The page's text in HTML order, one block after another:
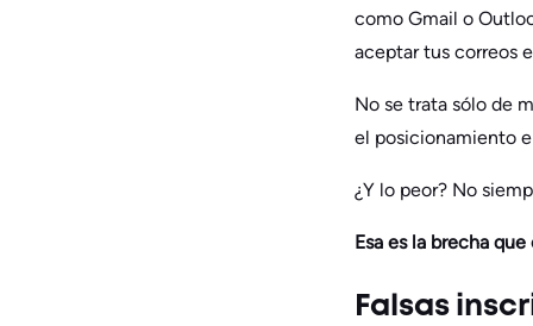
como Gmail o
aceptar tus correos
No se trata sólo de
el posicionamiento
¿Y lo peor? No
Esa es la brecha
Falsas